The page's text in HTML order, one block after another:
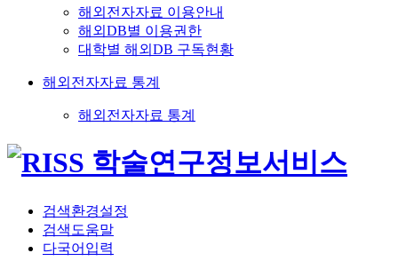
해외전자자료 이용안내
해외DB별 이용권한
대학별 해외DB 구독현황
해외전자자료 통계
해외전자자료 통계
검색환경설정
검색도움말
다국어입력